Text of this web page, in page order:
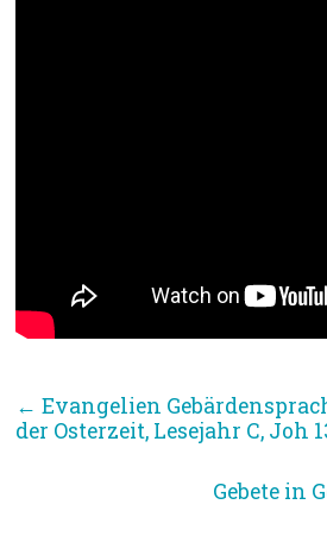
← Evangelien
der Osterzeit, Lesejahr C, Joh
Gebete in